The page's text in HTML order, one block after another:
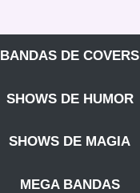
BANDAS DE COVERS
SHOWS DE HUMOR
SHOWS DE MAGIA
MEGA BANDAS